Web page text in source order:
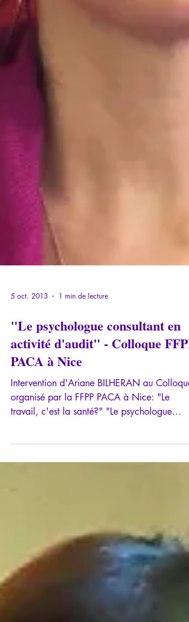
5 oct. 2013 1 min de lecture
"Le psychologue consultant en
activité d'audit" - Colloque FFPP
PACA à Nice
Intervention d'Ariane BILHERAN au Colloque
travail, c'est la santé?" "Le psychologue